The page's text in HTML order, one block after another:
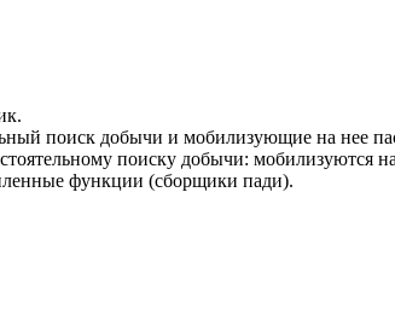
поиск добычи и мобилизующие на нее
поиску добычи: мобилизуются
функции (сборщики пади).